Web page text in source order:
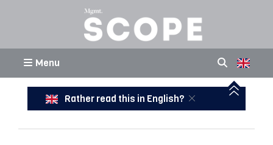
Menu
Rather read this in English?